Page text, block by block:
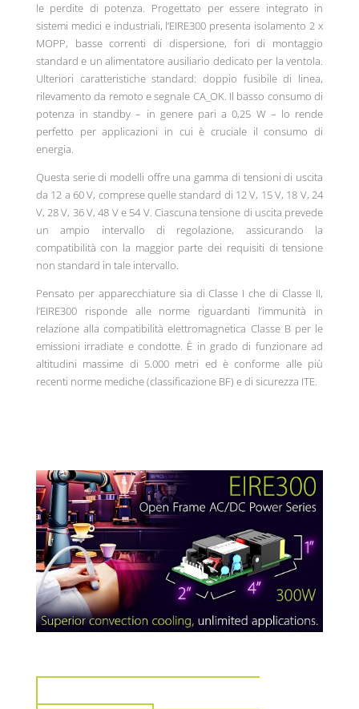
le perdite di potenza. Progettato per essere integrato in
sistemi medici e industriali, l’EIRE300 presenta isolamento 2 x
MOPP, basse correnti di dispersione, fori di montaggio
standard e un alimentatore ausiliario dedicato per la ventola.
Ulteriori caratteristiche standard: doppio fusibile di linea,
rilevamento da remoto e segnale CA_OK. Il basso consumo di
potenza in standby – in genere pari a 0,25 W – lo rende
perfetto per applicazioni in cui è cruciale il consumo di
energia.
Questa serie di modelli offre una gamma di tensioni di uscita
da 12 a 60 V, comprese quelle standard di 12 V, 15 V, 18 V, 24
V, 28 V, 36 V, 48 V e 54 V. Ciascuna tensione di uscita prevede
un ampio intervallo di regolazione, assicurando la
compatibilità con la maggior parte dei requisiti di tensione
non standard in tale intervallo.
Pensato per apparecchiature sia di Classe I che di Classe II,
l’EIRE300 risponde alle norme riguardanti l’immunità in
relazione alla compatibilità elettromagnetica Classe B per le
emissioni irradiate e condotte. È in grado di funzionare ad
altitudini massime di 5.000 metri ed è conforme alle più
recenti norme mediche (classificazione BF) e di sicurezza ITE.